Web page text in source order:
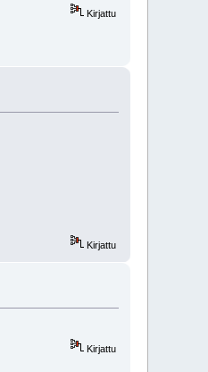
Kirjattu
Kirjattu
Kirjattu